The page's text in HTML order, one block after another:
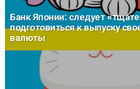
Банк Японии: следует
подготовиться к выпуску
валюты